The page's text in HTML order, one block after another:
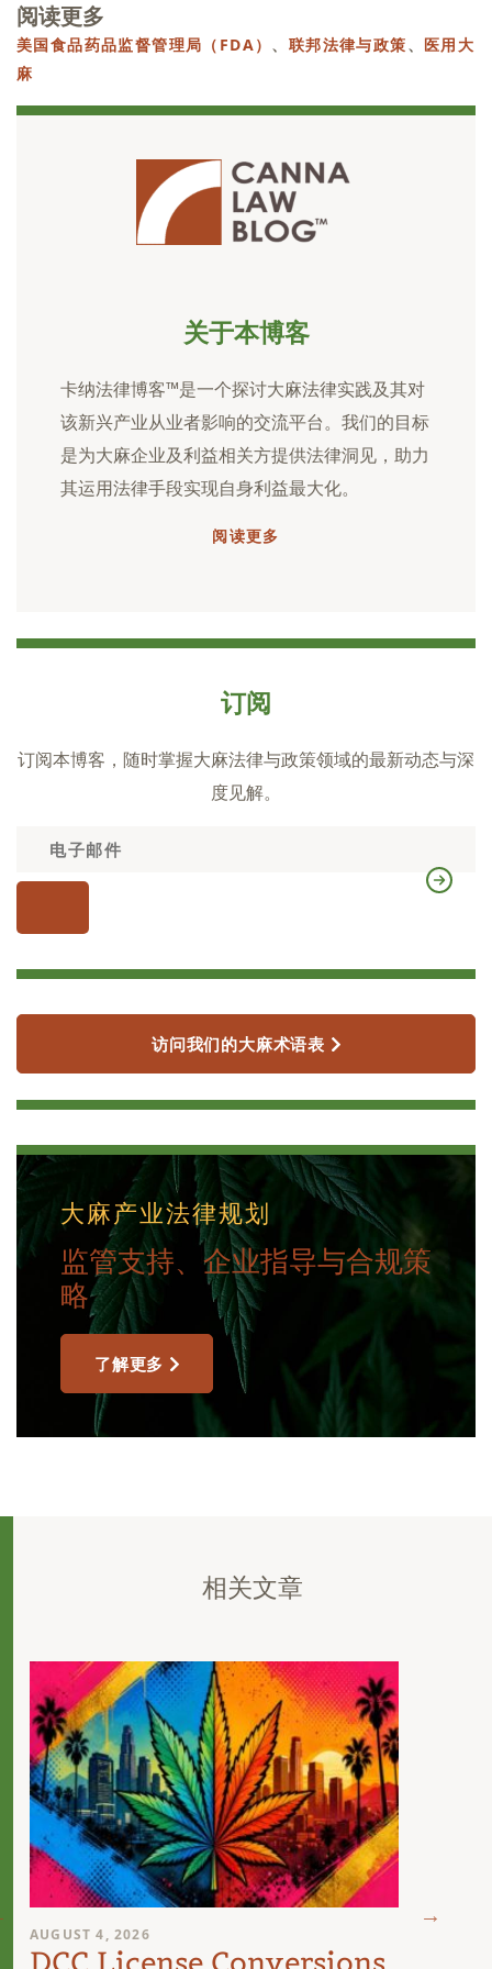
阅读更多
美国食品药品监督管理局（FDA） 、 联邦法律与政策、 医用大
麻
关于本博客
卡纳法律博客™是一个探讨大麻法律实践及其对
该新兴产业从业者影响的交流平台。我们的目标
是为大麻企业及利益相关方提供法律洞见，助力
其运用法律手段实现自身利益最大化。
阅读更多
订阅
订阅本博客，随时掌握大麻法律与政策领域的最新动态与深
度见解。
访问我们的大麻术语表
大麻产业法律规划
监管支持、企业指导与合规策
略
了解更多
相关文章
AUGUST 4, 2026